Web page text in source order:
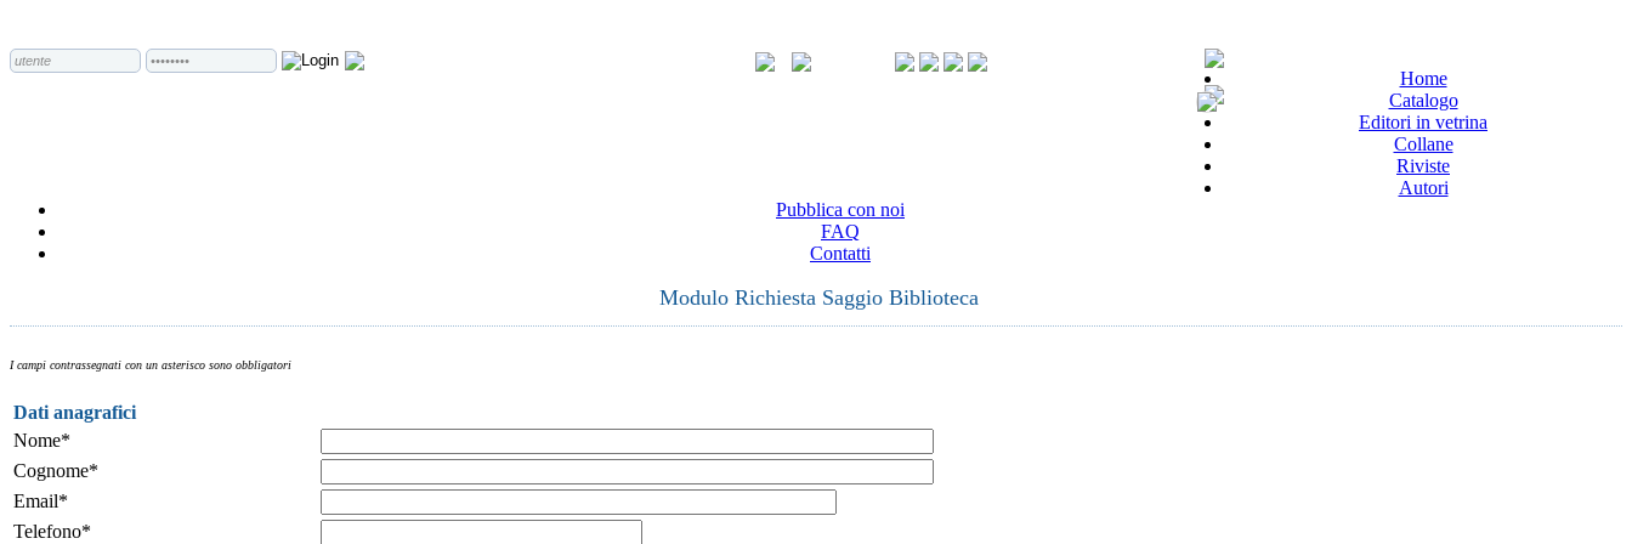
Home
Catalogo
Editori in vetrina
Collane
Riviste
Autori
Pubblica con noi
FAQ
Contatti
Modulo Richiesta Saggio Biblioteca
I campi contrassegnati con un asterisco sono obbligatori
Dati anagrafici
Nome*
Cognome*
Email*
Telefono*